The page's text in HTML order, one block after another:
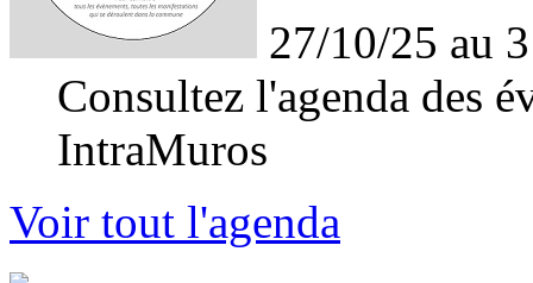
27/10/25 au
Consultez l'agenda des
IntraMuros
Voir tout l'agenda